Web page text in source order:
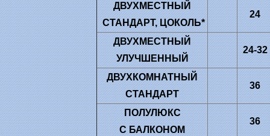
ДВУХМЕСТНЫЙ
СТАНДАРТ, ЦОКОЛЬ*
24
ДВУХМЕСТНЫЙ
УЛУЧШЕННЫЙ
24-32
ДВУХКОМНАТНЫЙ
СТАНДАРТ
36
ПОЛУЛЮКС
С БАЛКОНОМ
36